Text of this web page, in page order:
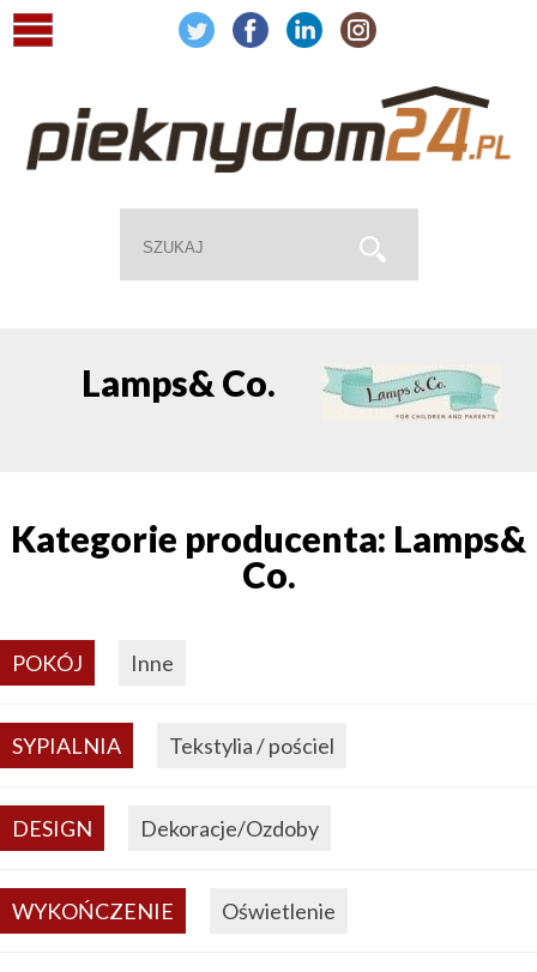
Lamps& Co.
Kategorie producenta: Lamps&
Co.
POKÓJ Inne
SYPIALNIA Tekstylia / pościel
DESIGN Dekoracje/Ozdoby
WYKOŃCZENIE Oświetlenie